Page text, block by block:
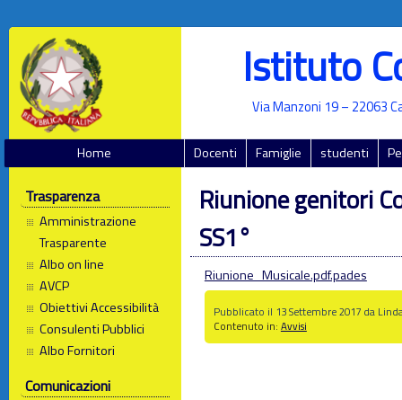
Istituto
Via Manzoni 19 – 22063
Home Docenti Famiglie studenti
Trasparenza
Amministrazione
Trasparente
Albo on line
AVCP
Obiettivi Accessibilità
Consulenti Pubblici
Albo Fornitori
Comunicazioni
Riunione genitori
SS1°
Riunione_Musicale.pdf.pades
Pubblicato il 13 Settembre 2017 da
Contenuto in: Avvisi